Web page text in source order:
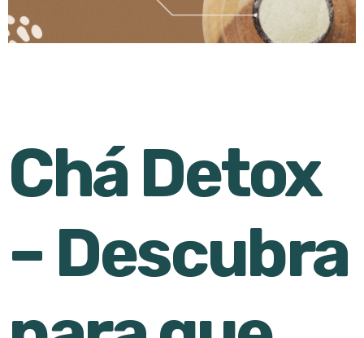
Chá Detox
– Descubra